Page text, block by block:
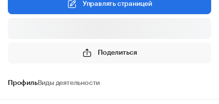
Управлять страницей
Поделиться
ПрофильВиды деятельности